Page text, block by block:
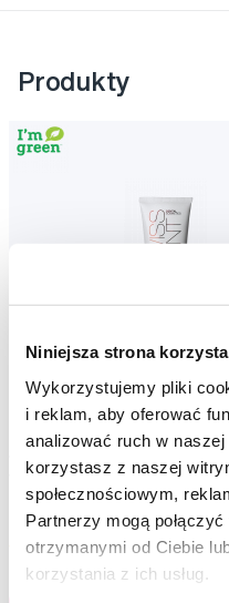
Niniejsza strona
Wykorzystujemy pliki
i reklam, aby oferować
analizować ruch w
korzystasz z naszej
społecznościowym,
Partnerzy mogą
otrzymanymi od Ciebie
korzystania z ich usług.
Produkty
Promocja
SWISSDENT EXTREME
wybielająca, 100 ml
79,90 Zł
5,0 /5 (820x)